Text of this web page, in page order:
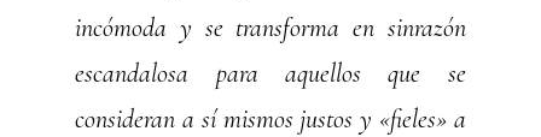
incómoda y se transforma en sinrazón
escandalosa para aquellos que se
consideran a sí mismos justos y «fieles» a